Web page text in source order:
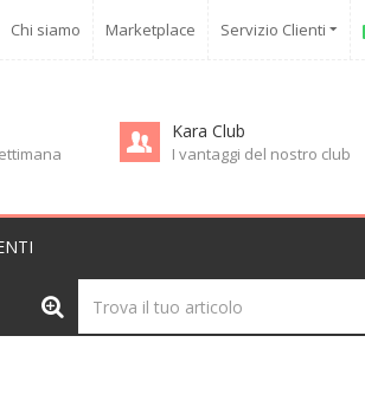
Chi siamo Marketplace Servizio Clienti
Kara Club
I vantaggi del nostro club